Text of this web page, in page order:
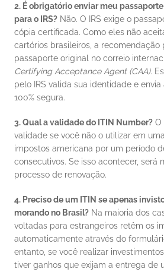
2. É obrigatório enviar meu
para o IRS? Não. O IRS exige o
cópia certificada. Como eles não
cartórios brasileiros, a recomendação
Certifying Acceptance Agent (CAA).
pelo IRS valida sua identidade e
100% segura.
3. Qual a validade do ITIN Number? O
validade se você não o utilizar em
impostos americana por um período
consecutivos. Se isso acontecer, será
processo de renovação.
4. Preciso de um ITIN se apenas
morando no Brasil? Na maioria dos
voltadas para estrangeiros retêm os
automaticamente através do
entanto, se você realizar
tiver ganhos que exijam a entrega de